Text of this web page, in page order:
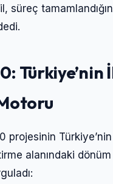
süreç
Türkiye’nin
projesinin
alanındaki dönüm